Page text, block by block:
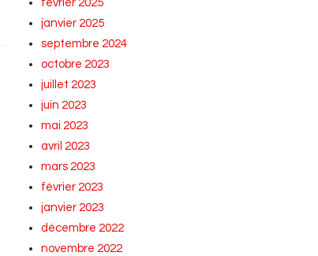
février 2025
janvier 2025
septembre 2024
octobre 2023
juillet 2023
juin 2023
mai 2023
avril 2023
mars 2023
février 2023
janvier 2023
décembre 2022
novembre 2022